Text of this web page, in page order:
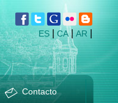
ES CA | AR
Contacto